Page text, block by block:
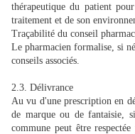
thérapeutique du patient
traitement et de son
Traçabilité du conseil
Le pharmacien formalise, si
conseils associés.
2.3. Délivrance
Au vu d'une prescription en
de marque ou de fantaisie,
commune peut être